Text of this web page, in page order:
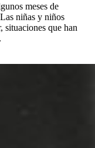
meses de
niñas y niños
situaciones que han